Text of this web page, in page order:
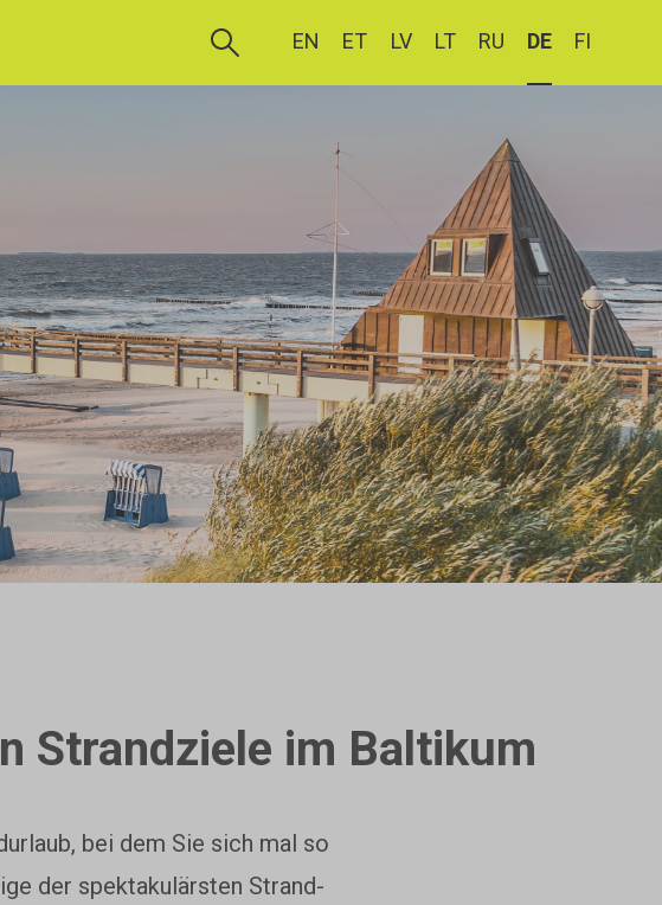
EN ET LV LT RU DE FI
Strandziele im Baltikum
bei dem Sie sich mal so
der spektakulärsten Strand-